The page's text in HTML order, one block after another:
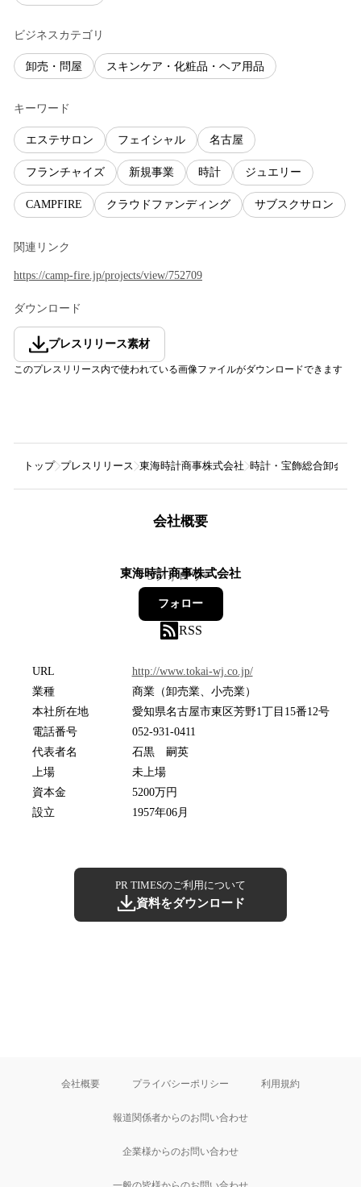
ビジネスカテゴリ
卸売・問屋 スキンケア・化粧品・ヘア用品
キーワード
エステサロン フェイシャル 名古屋
フランチャイズ 新規事業 時計 ジュエリー
CAMPFIRE クラウドファンディング サブスクサロン
関連リンク
https://camp-fire.jp/projects/view/752709
ダウンロード
プレスリリース素材
このプレスリリース内で使われている画像ファイルがダウンロードできます
トップ プレスリリース 東海時計商事株式会社 時計・宝飾総合卸会社
会社概要
東海時計商事株式会社
3フォロワー
フォロー
RSS
URL
http://www.tokai-wj.co.jp/
業種
商業（卸売業、小売業）
本社所在地
愛知県名古屋市東区芳野1丁目15番12号
電話番号
052-931-0411
代表者名
石黒 嗣英
上場
未上場
資本金
5200万円
設立
1957年06月
PR TIMESのご利用について
資料をダウンロード
会社概要 プライバシーポリシー 利用規約
報道関係者からのお問い合わせ
企業様からのお問い合わせ